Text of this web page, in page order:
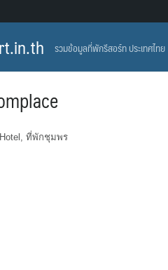
รวมข้อมูลที่พักรีสอร์ท ประเทศไทย
Hotel , ที่พักชุมพร